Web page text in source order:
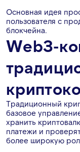
Основная идея
пользователя с
блокчейна.
Web3-
Традиционный
базовое
хранить
платежи и
более широкую